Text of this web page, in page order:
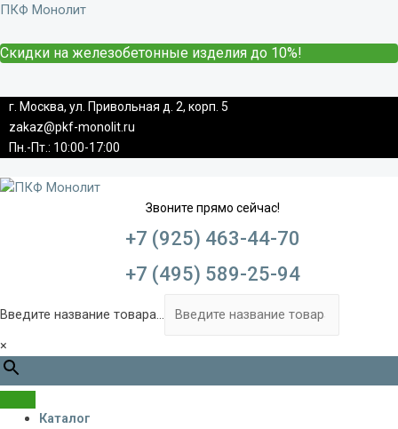
ПКФ Монолит
Скидки на железобетонные изделия до 10%!
г. Москва, ул. Привольная д. 2, корп. 5
zakaz@pkf-monolit.ru
Пн.-Пт.: 10:00-17:00
Звоните прямо сейчас!
+7 (925) 463-44-70
+7 (495) 589-25-94
Введите название товара...
×
Каталог